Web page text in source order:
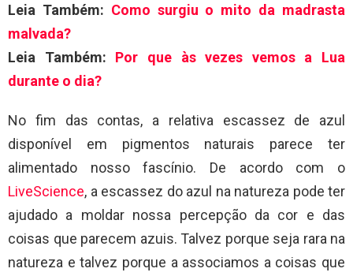
Leia Também: Como surgiu o mito da madrasta
malvada?
Leia Também: Por que às vezes vemos a Lua
durante o dia?
No fim das contas, a relativa escassez de azul
disponível em pigmentos naturais parece ter
alimentado nosso fascínio. De acordo com o
LiveScience, a escassez do azul na natureza pode ter
ajudado a moldar nossa percepção da cor e das
coisas que parecem azuis. Talvez porque seja rara na
natureza e talvez porque a associamos a coisas que